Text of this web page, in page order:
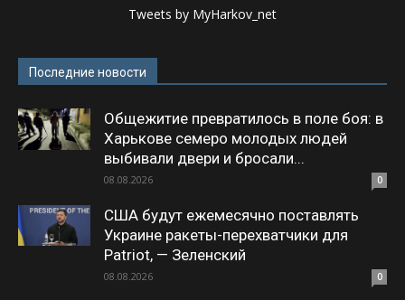
Tweets by MyHarkov_net
Последние новости
Общежитие превратилось в поле боя: в
Харькове семеро молодых людей
выбивали двери и бросали...
08.08.2026 0
США будут ежемесячно поставлять
Украине ракеты-перехватчики для
Patriot, — Зеленский
08.08.2026 0